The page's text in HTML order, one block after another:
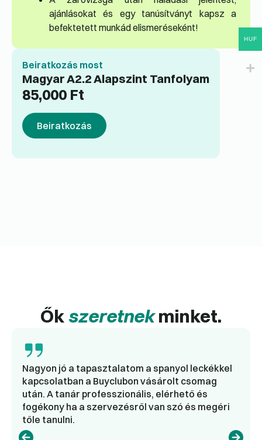
ajánlásokat és egy tanúsítványt kapsz a
befektetett munkád elismeréseként!
Beiratkozás most
Magyar A2.2 Alapszint Tanfolyam
85,000 Ft
Beiratkozás
Őkszeretnekminket.
Nagyon jó a tapasztalatom a spanyol leckékkel
kapcsolatban a Buyclubon vásárolt csomag
után. A tanár professzionális, elérhető és
fogékony ha a szervezésről van szó és megéri
tőle tanulni.
HUF